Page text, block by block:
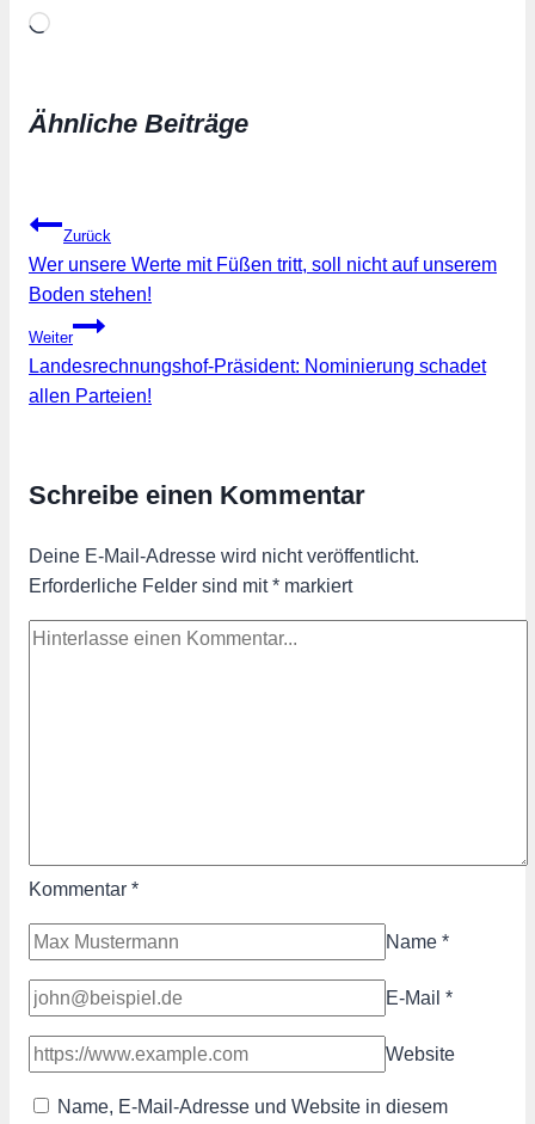
Wird
Ähnliche Beiträge
Beitragsnavigation
Zurück
Wer unsere Werte mit Füßen tritt, soll nicht auf unserem
Boden stehen!
Weiter
Landesrechnungshof-Präsident: Nominierung schadet
allen Parteien!
Schreibe einen Kommentar
Deine E-Mail-Adresse wird nicht veröffentlicht.
Erforderliche Felder sind mit* markiert
Kommentar *
Name *
E-Mail *
Website
Name, E-Mail-Adresse und Website in diesem